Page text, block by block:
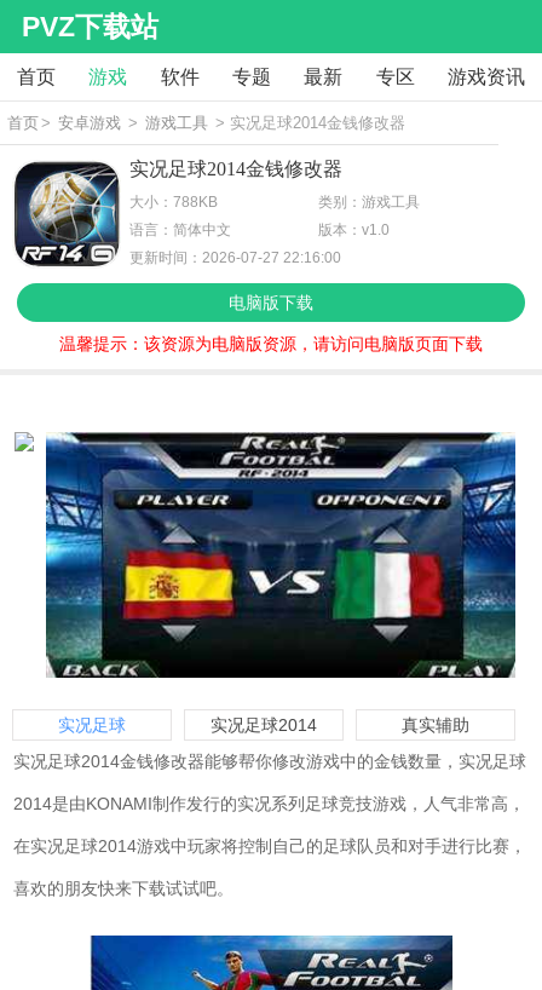
PVZ下载站
首页 游戏 软件 专题 最新 专区 游戏资讯
首页> 安卓游戏 > 游戏工具 > 实况足球2014金钱修改器
实况足球2014金钱修改器
大小：788KB
类别：游戏工具
语言：简体中文
版本：v1.0
更新时间：2026-07-27 22:16:00
电脑版下载
温馨提示：该资源为电脑版资源，请访问电脑版页面下载
实况足球 实况足球2014
真实辅助
实况足球2014金钱修改器能够帮你修改游戏中的金钱数量，实况足球
2014是由KONAMI制作发行的实况系列足球竞技游戏，人气非常高，
在实况足球2014游戏中玩家将控制自己的足球队员和对手进行比赛，
喜欢的朋友快来下载试试吧。